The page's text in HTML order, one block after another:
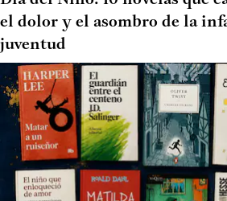
el dolor y el asombro de la
juventud